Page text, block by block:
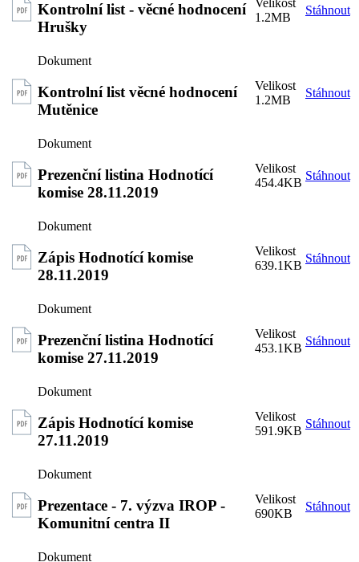
Kontrolní list - věcné hodnocení
Hrušky
1.2MB
Stáhnout
Kontrolní list věcné hodnocení
Mutěnice
1.2MB
Stáhnout
Prezenční listina Hodnotící
komise 28.11.2019
454.4KB
Stáhnout
Zápis Hodnotící komise
28.11.2019
639.1KB
Stáhnout
Prezenční listina Hodnotící
komise 27.11.2019
453.1KB
Stáhnout
Zápis Hodnotící komise
27.11.2019
591.9KB
Stáhnout
Prezentace - 7. výzva IROP -
Komunitní centra II
690KB
Stáhnout